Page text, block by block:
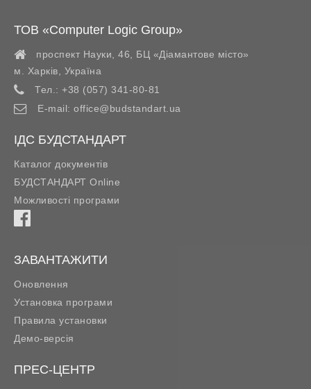
ТОВ «Computer Logic Group»
проспект Науки, 46, БЦ «Діамантове місто»
м. Харків
Україна
Тел.: +38 (057) 341-80-81
E-mail: office@budstandart.ua
ІДС БУДСТАНДАРТ
Каталог документів
БУДСТАНДАРТ Online
Можливості програми
ЗАВАНТАЖИТИ
Оновлення
Установка програми
Правила установки
Демо-версія
ПРЕС-ЦЕНТР